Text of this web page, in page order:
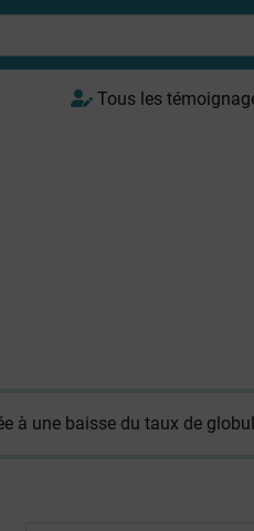
Tous les
à une baisse du taux de